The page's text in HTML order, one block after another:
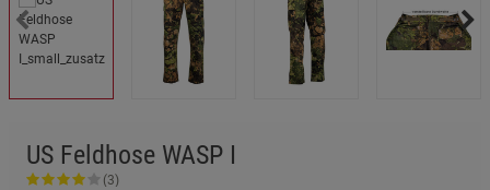
US Feldhose WASP I
(3)